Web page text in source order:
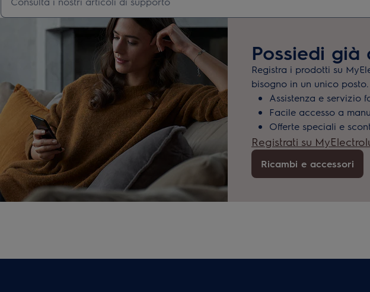
Possiedi già
Registra i prodotti su
bisogno in un unico posto.
Assistenza e servizio
Facile accesso a
Offerte speciali e
Registrati su
Ricambi e accessori